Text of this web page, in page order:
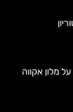
מלון אקווה